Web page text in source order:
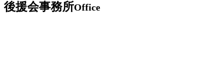
後援会事務所Office